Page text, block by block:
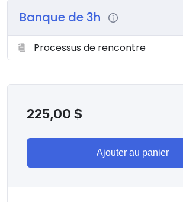
Banque de 3h
Processus de rencontre
225,00 $
Ajouter au panier